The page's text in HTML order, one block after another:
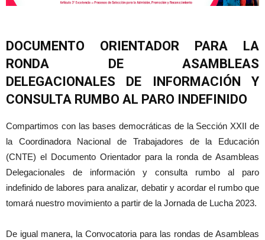
DOCUMENTO ORIENTADOR PARA LA
RONDA DE ASAMBLEAS
DELEGACIONALES DE INFORMACIÓN Y
CONSULTA RUMBO AL PARO INDEFINIDO
Compartimos con las bases democráticas de la Sección XXII de
la Coordinadora Nacional de Trabajadores de la Educación
(CNTE) el Documento Orientador para la ronda de Asambleas
Delegacionales de información y consulta rumbo al paro
indefinido de labores para analizar, debatir y acordar el rumbo que
tomará nuestro movimiento a partir de la Jornada de Lucha 2023.
De igual manera, la Convocatoria para las rondas de Asambleas